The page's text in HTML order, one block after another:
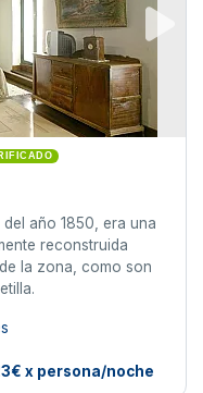
año 1850, era una
reconstruida
la zona, como son
x persona/noche